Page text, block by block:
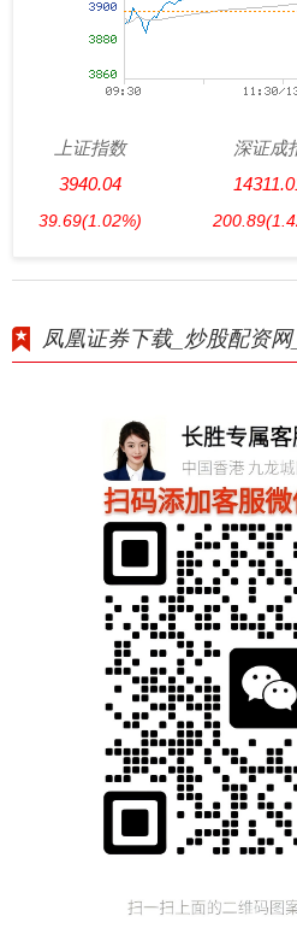
上证指数
3940.04
39.69(1.02%)
深证成
200.89
凤凰证券下载_炒股配资